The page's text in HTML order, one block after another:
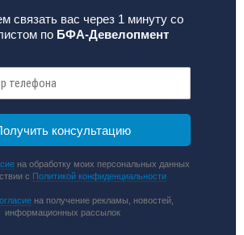
связать вас через 1 минуту со
по БФА-Девелопмент
на обработку моих персональных данных
с Политикой конфиденциальности
на получение рекламы, новостей,
информационных рассылок